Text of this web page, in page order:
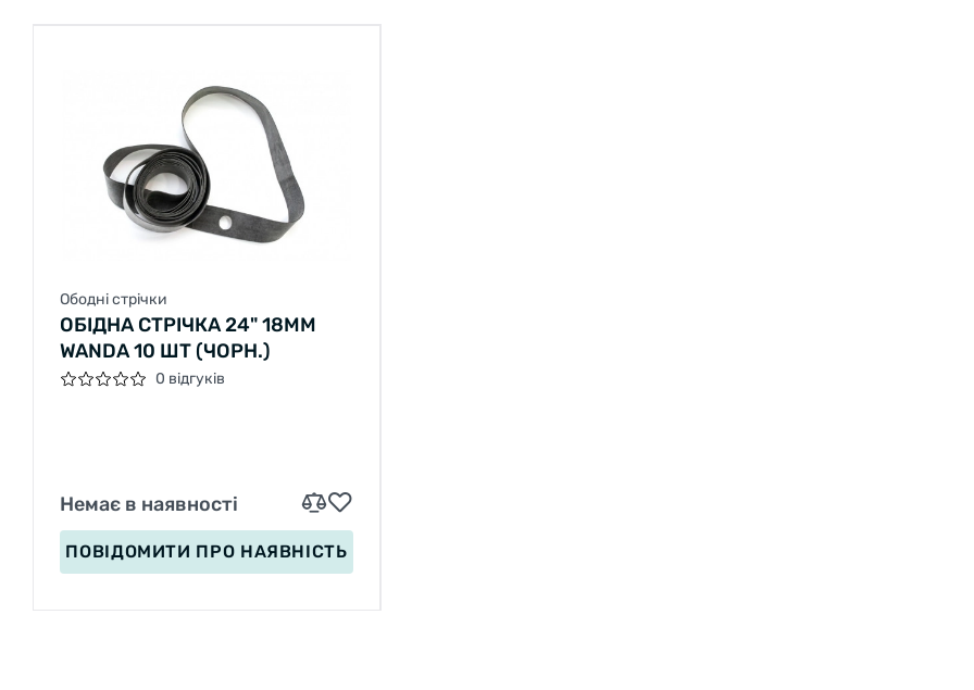
Ободні стрічки
ОБІДНА СТРІЧКА 24" 18ММ
WANDA 10 ШТ (ЧОРН.)
0 відгуків
Немає в наявності
ПОВІДОМИТИ ПРО НАЯВНІСТЬ